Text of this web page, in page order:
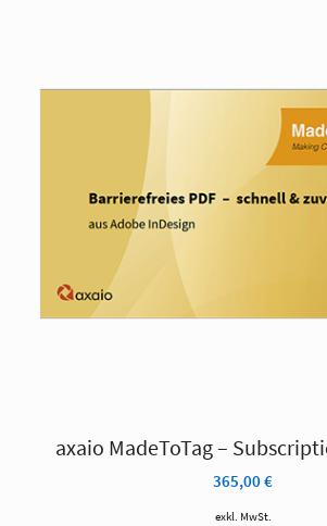
axaio MadeToTag –
365,00€
exkl. MwSt.